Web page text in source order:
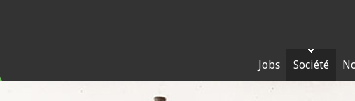
Jobs Société